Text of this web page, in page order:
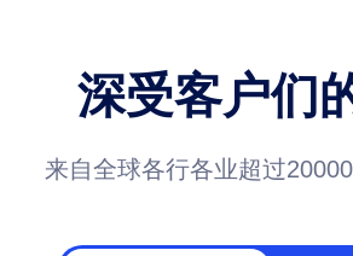
可视化后台操作便捷，可一键筛选地区
深受客户们
来自全球各行各业超过20000